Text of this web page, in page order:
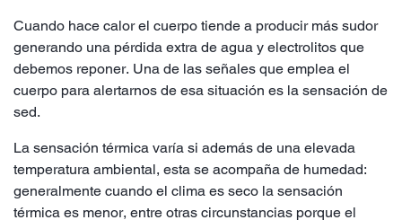
Cuando hace calor el cuerpo tiende a producir más sudor
generando una pérdida extra de agua y electrolitos que
debemos reponer. Una de las señales que emplea el
cuerpo para alertarnos de esa situación es la sensación de
sed.
La sensación térmica varía si además de una elevada
temperatura ambiental, esta se acompaña de humedad:
generalmente cuando el clima es seco la sensación
térmica es menor, entre otras circunstancias porque el